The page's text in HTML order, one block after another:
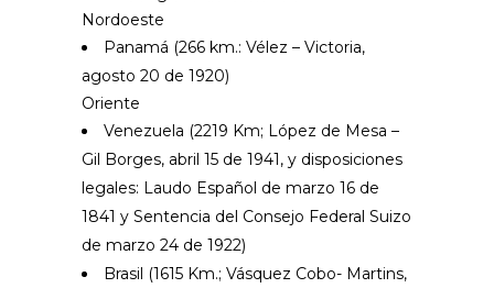
Nordoeste
Panamá (266 km.: Vélez – Victoria,
agosto 20 de 1920)
Oriente
Venezuela (2219 Km; López de Mesa –
Gil Borges, abril 15 de 1941, y disposiciones
legales: Laudo Español de marzo 16 de
1841 y Sentencia del Consejo Federal Suizo
de marzo 24 de 1922)
Brasil (1615 Km.; Vásquez Cobo- Martins,